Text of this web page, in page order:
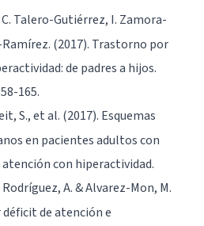
Talero-Gutiérrez, I. Zamora-
(2017). Trastorno por
de padres a hijos.
165.
S., et al. (2017). Esquemas
en pacientes adultos con
con hiperactividad.
A. & Alvarez-Mon, M.
de atención e